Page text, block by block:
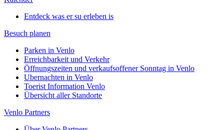
Entdeck was er su erleben is
Besuch planen
Parken in Venlo
Erreichbarkeit und Verkehr
Öffnungszeiten und verkaufsoffener Sonntag in Venlo
Ubernachten in Venlo
Toerist Information Venlo
Übersicht aller Standorte
Venlo Partners